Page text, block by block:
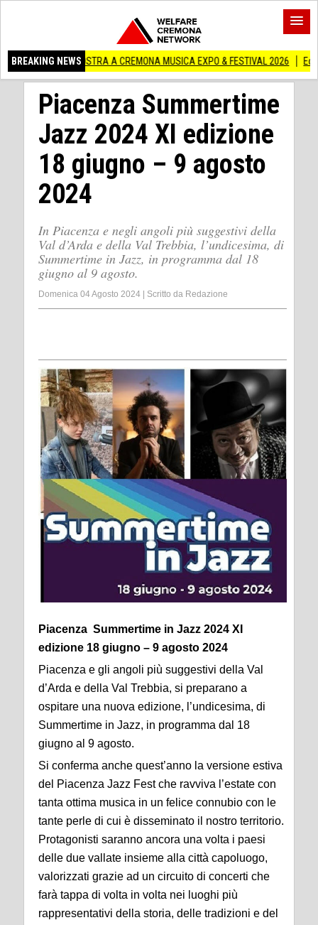
BREAKING NEWS
MOSTRA A CREMONA MUSICA EXPO & FESTIVAL 2026 Edilizia lombarda,
Piacenza Summertime
Jazz 2024 XI edizione
18 giugno – 9 agosto
2024
In Piacenza e negli angoli più suggestivi della
Val d’Arda e della Val Trebbia, l’undicesima, di
Summertime in Jazz, in programma dal 18
giugno al 9 agosto.
Domenica 04 Agosto 2024 Scritto da Redazione
Piacenza Summertime in Jazz 2024 XI
edizione 18 giugno – 9 agosto 2024
Piacenza e gli angoli più suggestivi della Val
d’Arda e della Val Trebbia, si preparano a
ospitare una nuova edizione, l’undicesima, di
Summertime in Jazz, in programma dal 18
giugno al 9 agosto.
Si conferma anche quest’anno la versione estiva
del Piacenza Jazz Fest che ravviva l’estate con
tanta ottima musica in un felice connubio con le
tante perle di cui è disseminato il nostro territorio.
Protagonisti saranno ancora una volta i paesi
delle due vallate insieme alla città capoluogo,
valorizzati grazie ad un circuito di concerti che
farà tappa di volta in volta nei luoghi più
rappresentativi della storia, delle tradizioni e del